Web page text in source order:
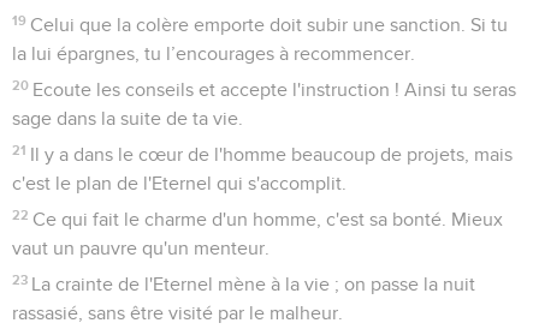
19 Celui que la colère emporte doit subir une sanction. Si tu
la lui épargnes, tu l’encourages à recommencer.
20 Ecoute les conseils et accepte l'instruction ! Ainsi tu seras
sage dans la suite de ta vie.
21 Il y a dans le cœur de l'homme beaucoup de projets, mais
c'est le plan de l'Eternel qui s'accomplit.
22 Ce qui fait le charme d'un homme, c'est sa bonté. Mieux
vaut un pauvre qu'un menteur.
23 La crainte de l'Eternel mène à la vie ; on passe la nuit
rassasié, sans être visité par le malheur.